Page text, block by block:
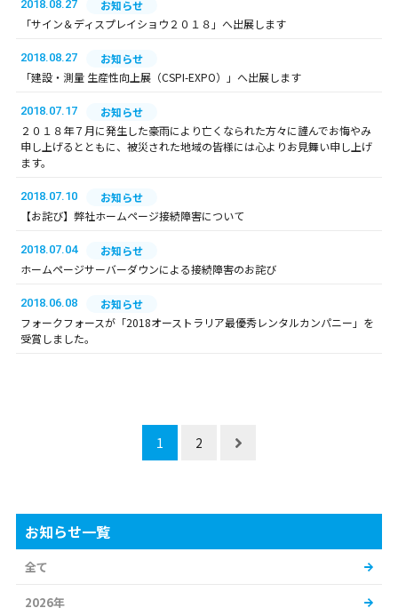
2018.08.27
お知らせ
「サイン＆ディスプレイショウ２０１８」へ出展します
2018.08.27
お知らせ
「建設・測量 生産性向上展（CSPI-EXPO）」へ出展します
2018.07.17
お知らせ
２０１８年７月に発生した豪雨により亡くなられた方々に謹んでお悔やみ
申し上げるとともに、被災された地域の皆様には心よりお見舞い申し上げ
ます。
2018.07.10
お知らせ
【お詫び】弊社ホームページ接続障害について
2018.07.04
お知らせ
ホームページサーバーダウンによる接続障害のお詫び
2018.06.08
お知らせ
フォークフォースが「2018オーストラリア最優秀レンタルカンパニー」を
受賞しました。
1 2
お知らせ一覧
全て
2026年